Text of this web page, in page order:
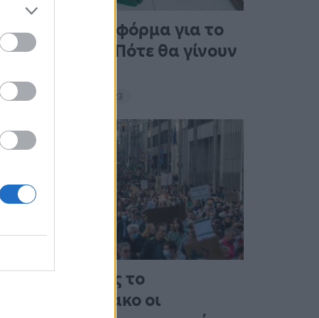
Άνοιξε η πλατφόρμα για το
Market Pass – Πότε θα γίνουν
15:13 - 15 Σεπτεμβρίου 2023
Στους δρόμους το
Σαββατοκύριακο οι